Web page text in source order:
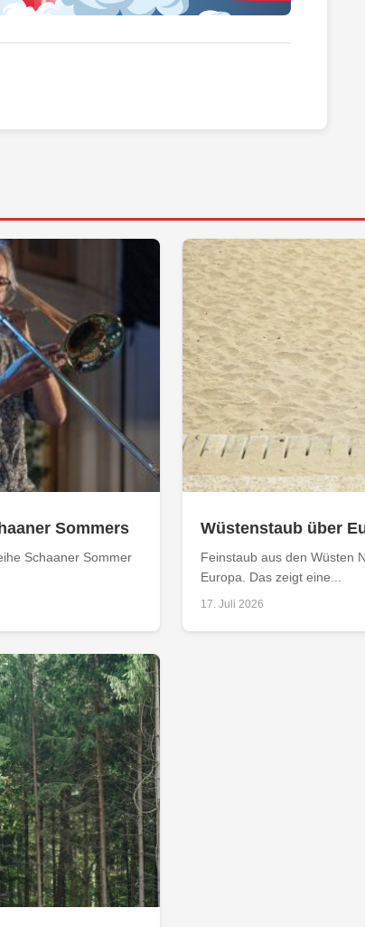
Sommers
Schaaner Sommer
Wüstenstaub über
Feinstaub aus den Wüsten
Europa. Das zeigt eine...
17. Juli 2026